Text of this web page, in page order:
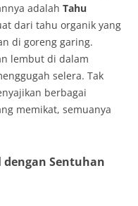
adalah Tahu
dari tahu organik yang
di goreng garing.
lembut di dalam
selera. Tak
berbagai
memikat, semuanya
dengan Sentuhan